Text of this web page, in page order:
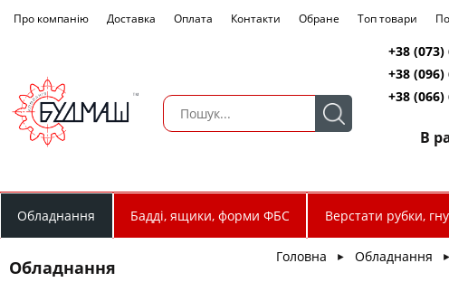
Про компанію Доставка Оплата Контакти Обране Топ товари
+38 (073)
+38 (096)
+38 (066)
В
Обладнання Бадді, ящики, форми ФБС Верстати рубки,
Обладнання
Головна ► Обладнання ►